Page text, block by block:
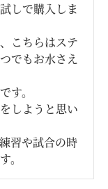
しで購入しま
こちらはステ
でもお水さえ
す。
しようと思い
習や試合の時
。